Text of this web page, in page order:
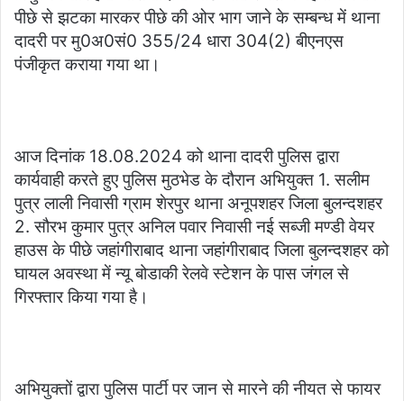
पीछे से झटका मारकर पीछे की ओर भाग जाने के सम्बन्ध में थाना
दादरी पर मु0अ0सं0 355/24 धारा 304(2) बीएनएस
पंजीकृत कराया गया था।
आज दिनांक 18.08.2024 को थाना दादरी पुलिस द्वारा
कार्यवाही करते हुए पुलिस मुठभेड के दौरान अभियुक्त 1. सलीम
पुत्र लाली निवासी ग्राम शेरपुर थाना अनूपशहर जिला बुलन्दशहर
2. सौरभ कुमार पुत्र अनिल पवार निवासी नई सब्जी मण्डी वेयर
हाउस के पीछे जहांगीराबाद थाना जहांगीराबाद जिला बुलन्दशहर को
घायल अवस्था में न्यू बोडाकी रेलवे स्टेशन के पास जंगल से
गिरफ्तार किया गया है।
अभियुक्तों द्वारा पुलिस पार्टी पर जान से मारने की नीयत से फायर